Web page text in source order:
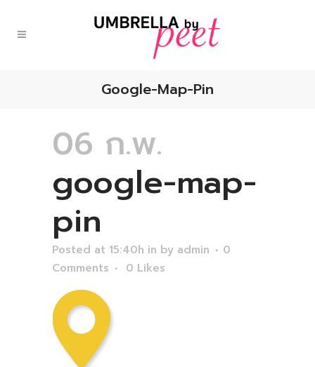
Google-Map-Pin
06 ก.พ.
google-map-
pin
Posted at 15:40h in by admin
0
Comments
0 Likes